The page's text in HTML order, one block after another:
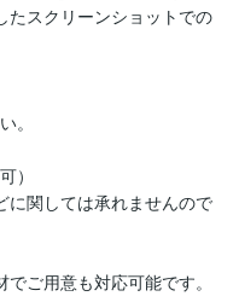
スクリーンショットでの
。
）
関しては承れませんので
ご用意も対応可能です。